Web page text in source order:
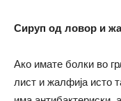
Сируп од ловор и
Ако имате болки во
лист и жалфија исто